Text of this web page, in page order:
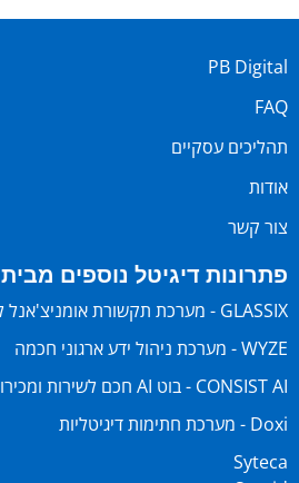
PB Digital
FAQ
תהליכים עסקיים
אודות
צור קשר
פתרונות דיגיטל נוספים
GLASSIX - מערכת תקשורת אומניצ'אנל לשירות ומכירות
WYZE - מערכת ניהול ידע ארגוני חכמה
CONSIST AI - בוט AI חכם לשירות ומכירות
Doxi - מערכת חתימות דיגיטליות
Syteca